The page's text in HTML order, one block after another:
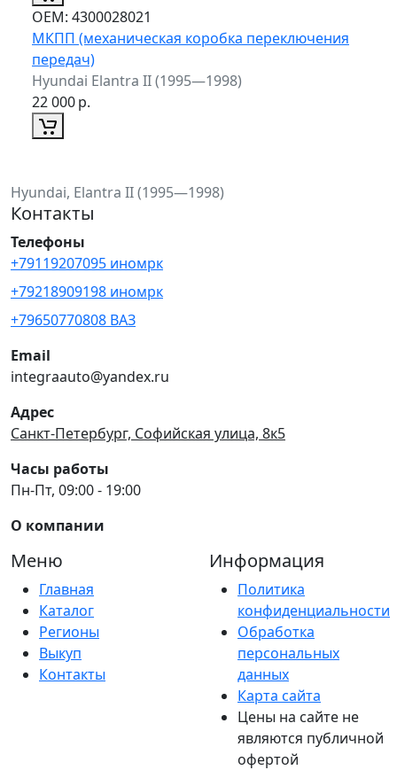
ОЕМ: 4300028021
МКПП (механическая коробка переключения
передач)
Hyundai Elantra II (1995—1998)
22 000р.
Hyundai, Elantra II (1995—1998)
Контакты
Телефоны
+79119207095 иномрк
+79218909198 иномрк
+79650770808 ВАЗ
Email
integraauto@yandex.ru
Адрес
Санкт-Петербург, Софийская улица, 8к5
Часы работы
Пн-Пт, 09:00 - 19:00
О компании
Меню
Главная
Каталог
Регионы
Выкуп
Контакты
Информация
Политика
конфиденциальности
Обработка
персональных
данных
Карта сайта
Цены на сайте не
являются публичной
офертой